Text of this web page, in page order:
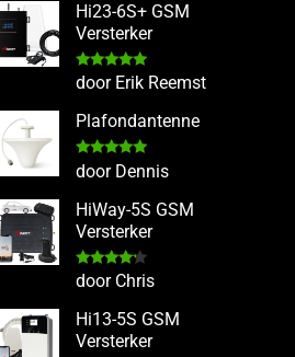
Hi23-6S+ GSM
Versterker
Gewaardeerd
door Erik Reemst
Plafondantenne
Gewaardeerd
door Dennis
HiWay-5S GSM
Versterker
Gewaardeerd
door Chris
Hi13-5S GSM
Versterker